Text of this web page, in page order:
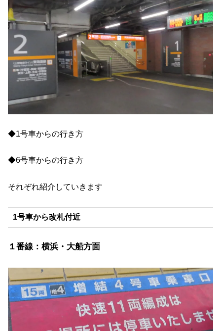
◆1号車からの行き方
◆6号車からの行き方
それぞれ紹介していきます
1号車から改札付近
１番線：横浜・大船方面